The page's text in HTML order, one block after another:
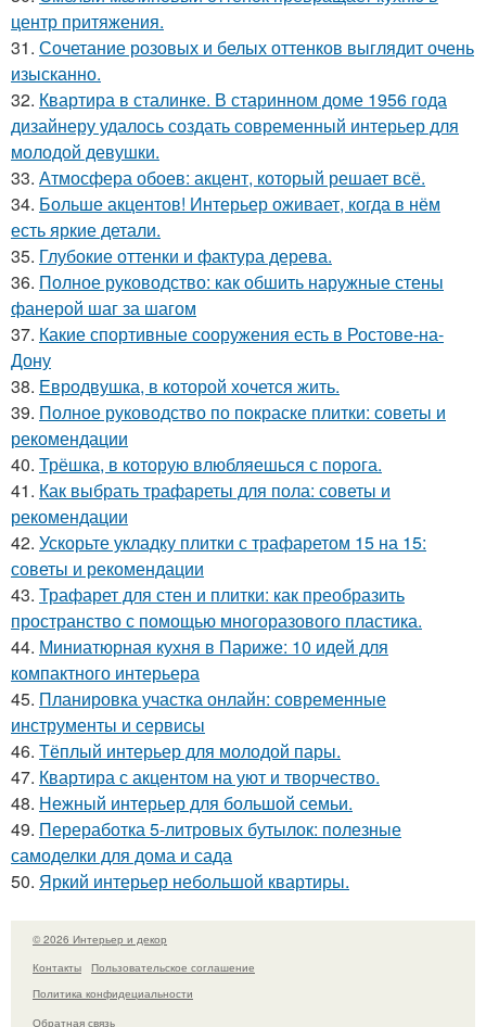
центр притяжения.
31. Сочетание розовых и белых оттенков выглядит очень
изысканно.
32. Квартира в сталинке. В старинном доме 1956 года
дизайнеру удалось создать современный интерьер для
молодой девушки.
33. Атмосфера обоев: акцент, который решает всё.
34. Больше акцентов! Интерьер оживает, когда в нём
есть яркие детали.
35. Глубокие оттенки и фактура дерева.
36. Полное руководство: как обшить наружные стены
фанерой шаг за шагом
37. Какие спортивные сооружения есть в Ростове-на-
Дону
38. Евродвушка, в которой хочется жить.
39. Полное руководство по покраске плитки: советы и
рекомендации
40. Трёшка, в которую влюбляешься с порога.
41. Как выбрать трафареты для пола: советы и
рекомендации
42. Ускорьте укладку плитки с трафаретом 15 на 15:
советы и рекомендации
43. Трафарет для стен и плитки: как преобразить
пространство с помощью многоразового пластика.
44. Миниатюрная кухня в Париже: 10 идей для
компактного интерьера
45. Планировка участка онлайн: современные
инструменты и сервисы
46. Тёплый интерьер для молодой пары.
47. Квартира с акцентом на уют и творчество.
48. Нежный интерьер для большой семьи.
49. Переработка 5-литровых бутылок: полезные
самоделки для дома и сада
50. Яркий интерьер небольшой квартиры.
© 2026 Интерьер и декор
Контакты
Пользовательское соглашение
Политика конфидециальности
Обратная связь